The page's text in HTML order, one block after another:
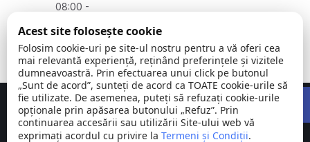
08:00 -
vineri
08:00 -
14:00
Comuna © Toate
Concept realizat deBig Media Relații Publice SRL
Acest site folosește cookie
Folosim cookie-uri pe site-ul nostru pentru a vă oferi cea
mai relevantă experiență, reținând preferințele și vizitele
dumneavoastră. Prin efectuarea unui click pe butonul
„Sunt de acord”, sunteți de acord ca TOATE cookie-urile să
fie utilizate. De asemenea, puteți să refuzați cookie-urile
opționale prin apăsarea butonului „Refuz”. Prin
continuarea accesării sau utilizării Site-ului web vă
exprimați acordul cu privire la Termeni și Condiții.